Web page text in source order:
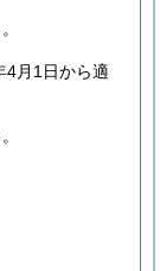
4月1日から適